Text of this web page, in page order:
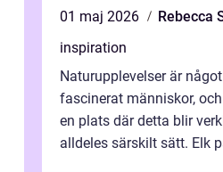
01 maj 2026
Rebecca
inspiration
Naturupplevelser är
fascinerat människor,
en plats där detta blir
alldeles särskilt sätt. Elk